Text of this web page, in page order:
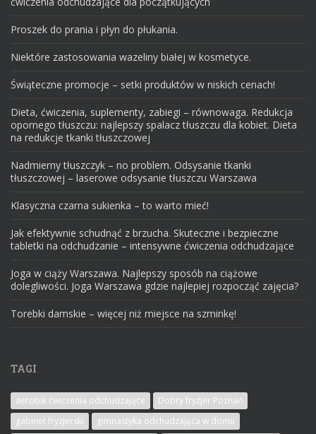
Proszek do prania i płyn do płukania.
Niektóre zastosowania wazeliny białej w kosmetyce.
Świąteczne promocje – setki produktów w niskich cenach!
Dieta, ćwiczenia, suplementy, zabiegi – równowaga. Redukcja
opornego tłuszczu: najlepszy spalacz tłuszczu dla kobiet. Dieta
na redukcje tkanki tłuszczowej
Nadmierny tłuszczyk – no problem. Odsysanie tkanki
tłuszczowej – laserowe odsysanie tłuszczu Warszawa
Klasyczna czarna sukienka – to warto mieć!
Jak efektywnie schudnąć z brzucha. Skuteczne i bezpieczne
tabletki na odchudzanie – intensywne ćwiczenia odchudzające
Joga w ciąży Warszawa. Najlepszy sposób na ciążowe
dolegliwości. Joga Warszawa gdzie najlepiej rozpocząć zajęcia?
Torebki damskie – więcej niż miejsce na szminkę!
TAGI
aerobik ćwiczenia odchudzające
Dobry fryzjer Poznań
gabinet fryzjerski
gimnastyka odchudzająca w domu